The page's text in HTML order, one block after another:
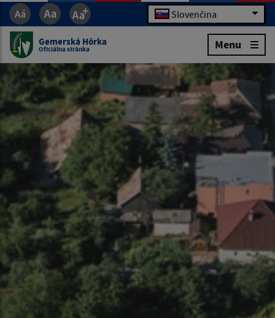
Slovenčina
Gemerská Hôrka
Oficiálna stránka Menu